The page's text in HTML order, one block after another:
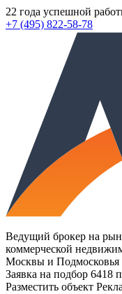
22 года успешной
+7 (495) 822-58-78
Ведущий брокер на
коммерческой
Москвы и Подмосковья
Заявка на подбор 6418
Разместить объект